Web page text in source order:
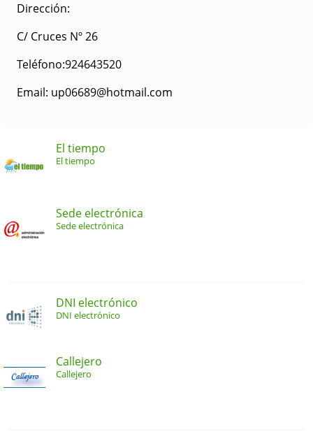
Dirección:
C/ Cruces Nº 26
Teléfono:924643520
Email: up06689@hotmail.com
El tiempo
El tiempo
Sede electrónica
Sede electrónica
DNI electrónico
DNI electrónico
Callejero
Callejero